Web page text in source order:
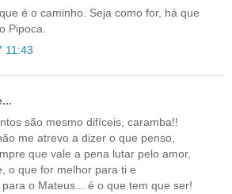
é o caminho. Seja como for, há que
Pipoca.
11:43
são mesmo difíceis, caramba!!
me atrevo a dizer o que penso,
que vale a pena lutar pelo amor,
o que for melhor para ti e
o Mateus... é o que tem que ser!